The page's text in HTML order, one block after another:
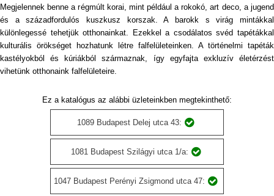
Megjelennek benne a régmúlt korai, mint például a rokokó, art deco, a jugend
és a századfordulós kuszkusz korszak. A barokk s virág mintákkal
különlegessé tehetjük otthonainkat. Ezekkel a csodálatos svéd tapétákkal
kulturális örökséget hozhatunk létre falfelületeinken. A történelmi tapéták
kastélyokból és kúriákból származnak, így egyfajta exkluzív életérzést
vihetünk otthonaink falfelületeire.
Ez a katalógus az alábbi üzleteinkben megtekinthető:
1089 Budapest Delej utca 43:
1081 Budapest Szilágyi utca 1/a:
1047 Budapest Perényi Zsigmond utca 47: